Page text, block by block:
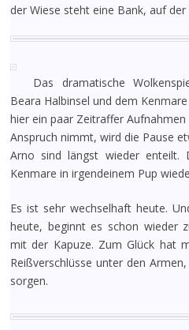
der Wiese steht eine Bank, auf
Das dramatische
Beara Halbinsel und dem
hier ein paar Zeitraffer
Anspruch nimmt, wird die Pause
Arno sind längst wieder enteilt.
Kenmare in irgendeinem Pup
Es ist sehr wechselhaft heute.
heute, beginnt es schon wieder
mit der Kapuze. Zum Glück hat
Reißverschlüsse unter den
sorgen.